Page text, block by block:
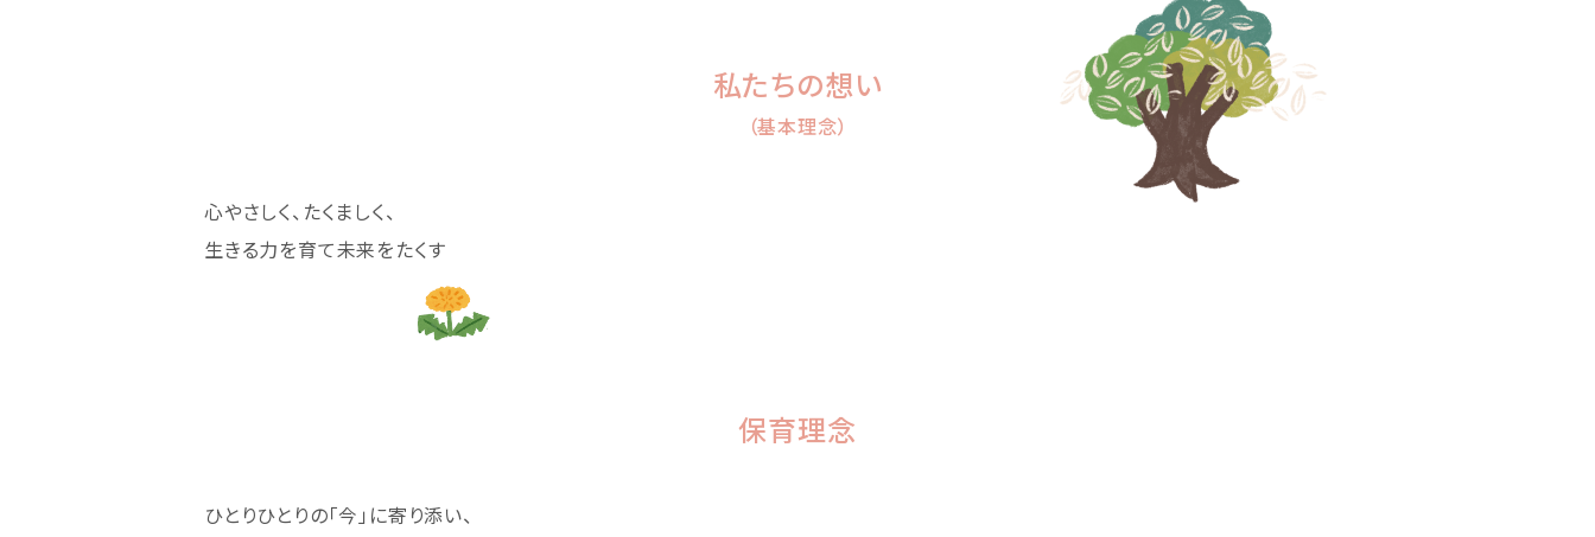
私たちの想い
（基本理念）
心やさしく、たくましく、
生きる力を育て未来をたくす
保育理念
ひとりひとりの「今」に寄り添い、